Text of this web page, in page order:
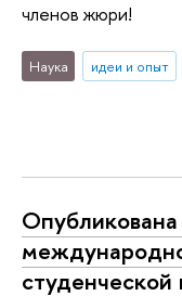
членов жюри!
Наука идеи и опыт